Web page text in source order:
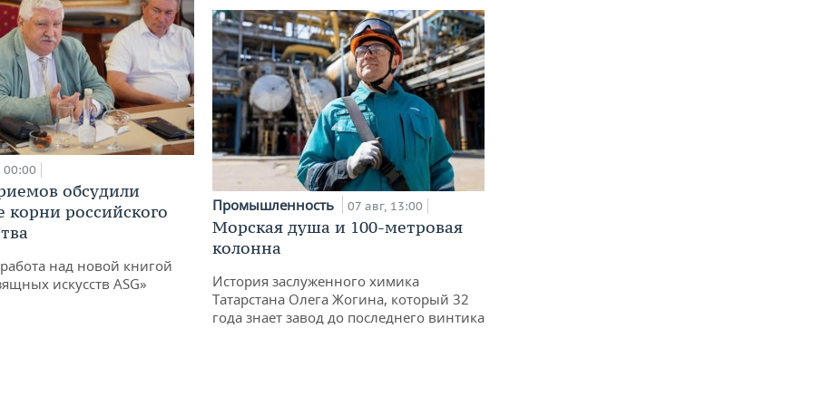
00:00
обсудили
корни российского
над новой книгой
искусств ASG»
Промышленность 07 авг, 13:00
Морская душа и 100-метровая
колонна
История заслуженного химика
Татарстана Олега Жогина, который 32
года знает завод до последнего винтика